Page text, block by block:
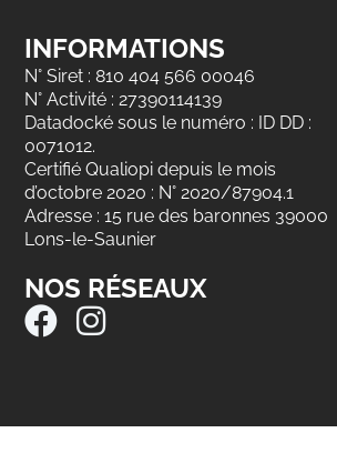
INFORMATIONS
N° Siret : 810 404 566 00046
N° Activité : 27390114139
Datadocké sous le numéro : ID DD :
0071012.
Certifié Qualiopi depuis le mois
d’octobre 2020 : N° 2020/87904.1
Adresse : 15 rue des baronnes 39000
Lons-le-Saunier
NOS RÉSEAUX